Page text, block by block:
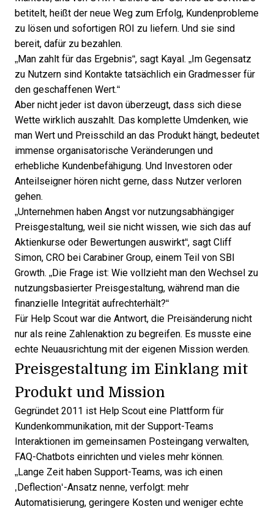
betitelt, heißt der neue Weg zum Erfolg, Kundenprobleme
zu lösen und sofortigen ROI zu liefern. Und sie sind
bereit, dafür zu bezahlen.
„Man zahlt für das Ergebnis“, sagt Kayal. „Im Gegensatz
zu Nutzern sind Kontakte tatsächlich ein Gradmesser für
den geschaffenen Wert.“
Aber nicht jeder ist davon überzeugt, dass sich diese
Wette wirklich auszahlt. Das komplette Umdenken, wie
man Wert und Preisschild an das Produkt hängt, bedeutet
immense organisatorische Veränderungen und
erhebliche Kundenbefähigung. Und Investoren oder
Anteilseigner hören nicht gerne, dass Nutzer verloren
gehen.
„Unternehmen haben Angst vor nutzungsabhängiger
Preisgestaltung, weil sie nicht wissen, wie sich das auf
Aktienkurse oder Bewertungen auswirkt“, sagt Cliff
Simon, CRO bei Carabiner Group, einem Teil von SBI
Growth. „Die Frage ist: Wie vollzieht man den Wechsel zu
nutzungsbasierter Preisgestaltung, während man die
finanzielle Integrität aufrechterhält?“
Für Help Scout war die Antwort, die Preisänderung nicht
nur als reine Zahlenaktion zu begreifen. Es musste eine
echte Neuausrichtung mit der eigenen Mission werden.
Preisgestaltung im Einklang mit
Produkt und Mission
Gegründet 2011 ist Help Scout eine Plattform für
Kundenkommunikation, mit der Support-Teams
Interaktionen im gemeinsamen Posteingang verwalten,
FAQ-Chatbots einrichten und vieles mehr können.
„Lange Zeit haben Support-Teams, was ich einen
‚Deflection‘-Ansatz nenne, verfolgt: mehr
Automatisierung, geringere Kosten und weniger echte